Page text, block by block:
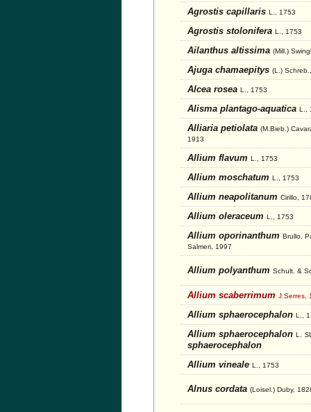
Agrostis capillaris L., 1753
Agrostis stolonifera L., 1753
Ailanthus altissima (Mill.)
Ajuga chamaepitys (L.)
Alcea rosea L., 1753
Alisma plantago-aquatica L.,
Alliaria petiolata (M.Bieb.)
1913
Allium flavum L., 1753
Allium moschatum L., 1753
Allium neapolitanum Cirillo,
Allium oleraceum L., 1753
Allium oporinanthum Brullo,
Salmeri, 1997
Allium polyanthum Schult. &
Allium scaberrimum J.Serres,
Allium sphaerocephalon L.,
Allium sphaerocephalon L.
sphaerocephalon
Allium vineale L., 1753
Alnus cordata (Loisel.) Duby,